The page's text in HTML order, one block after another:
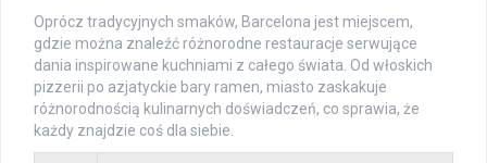
Oprócz tradycyjnych smaków, Barcelona jest miejscem,
gdzie można znaleźć różnorodne restauracje serwujące
dania inspirowane kuchniami z całego świata. Od włoskich
pizzerii po azjatyckie bary ramen, miasto zaskakuje
różnorodnością kulinarnych doświadczeń, co sprawia, że
każdy znajdzie coś dla siebie.